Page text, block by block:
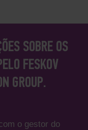
SOBRE OS
FESKOV
GROUP.
o gestor do